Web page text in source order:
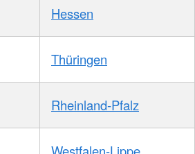
Hessen
Thüringen
Rheinland-Pfalz